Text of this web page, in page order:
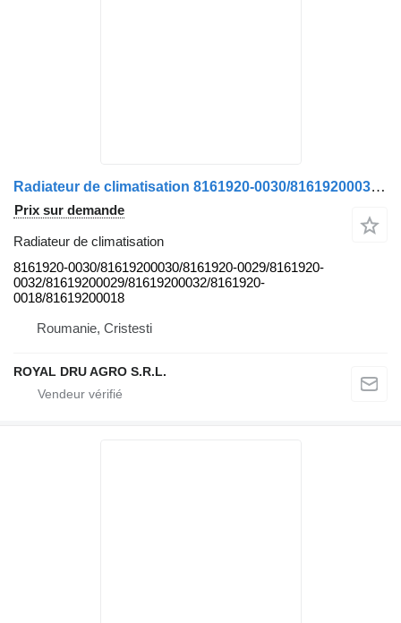
Radiateur de climatisation 8161920-0030/81619200030/8161920-0029/8161920-0032/81619200029/81619200032/8161920-0018/81619200018 pour camion MAN
Prix sur demande
Radiateur de climatisation
8161920-0030/81619200030/8161920-0029/8161920-
0032/81619200029/81619200032/8161920-
0018/81619200018
Roumanie, Cristesti
ROYAL DRU AGRO S.R.L.